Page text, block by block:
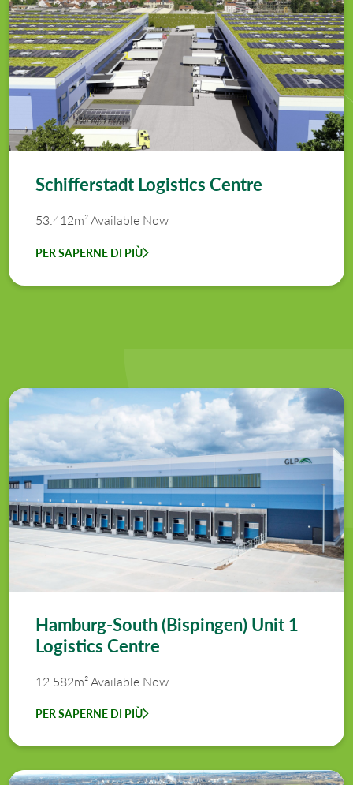
Schifferstadt Logistics Centre
53.412m² Available Now
PER SAPERNE DI PIÙ
Hamburg-South (Bispingen) Unit 1
Logistics Centre
12.582m² Available Now
PER SAPERNE DI PIÙ